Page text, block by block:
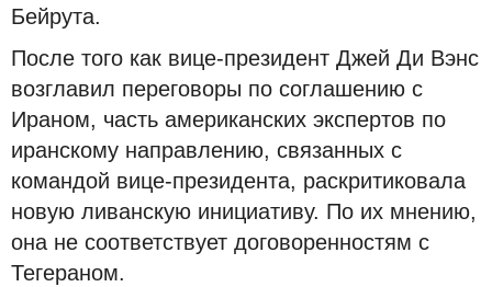
Бейрута.
После того как вице-президент Джей Ди Вэнс
возглавил переговоры по соглашению с
Ираном, часть американских экспертов по
иранскому направлению, связанных с
командой вице-президента, раскритиковала
новую ливанскую инициативу. По их мнению,
она не соответствует договоренностям с
Тегераном.